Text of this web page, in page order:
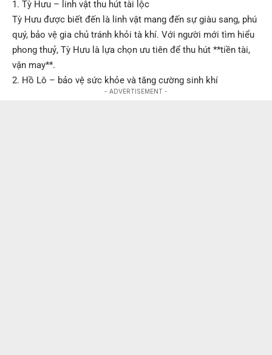
1. Tỳ Hưu – linh vật thu hút tài lộc
Tỳ Hưu được biết đến là linh vật mang đến sự giàu sang, phú
quý, bảo vệ gia chủ tránh khỏi tà khí. Với người mới tìm hiểu
phong thuỷ, Tỳ Hưu là lựa chọn ưu tiên để thu hút **tiền tài,
vận may**.
2. Hồ Lô – bảo vệ sức khỏe và tăng cường sinh khí
- ADVERTISEMENT -